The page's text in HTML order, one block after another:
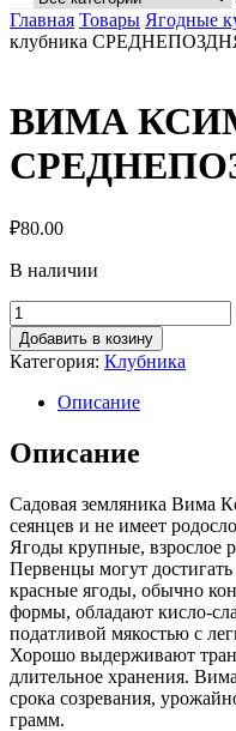
Главная Товары Ягодные
клубника
ВИМА
₽80.00
В наличии
Добавить в козину
Категория: Клубника
Описание
Описание
Садовая земляника Вима
сеянцев и не имеет
Ягоды крупные, взрослое
Первенцы могут
красные ягоды, обычно
формы, обладают кисло-
податливой мякостью с
Хорошо выдерживают
длительное хранения.
срока созревания,
грамм.